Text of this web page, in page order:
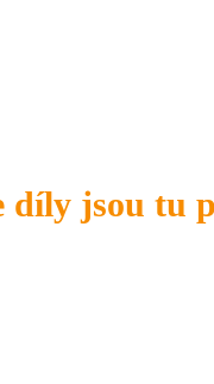
díly jsou tu